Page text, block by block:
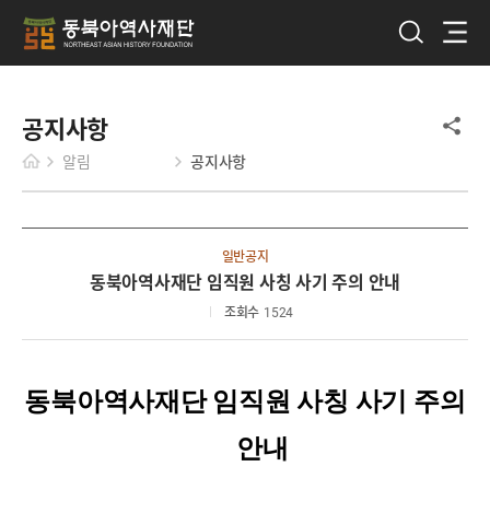
공지사항
알림 공지사항
일반공지
동북아역사재단 임직원 사칭 사기 주의 안내
조회수 1524
동북아역사재단 임직원 사칭 사기 주의
안내